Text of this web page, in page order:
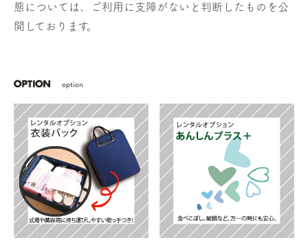
態については、ご利用に支障がないと判断したものを公
開しております。
option